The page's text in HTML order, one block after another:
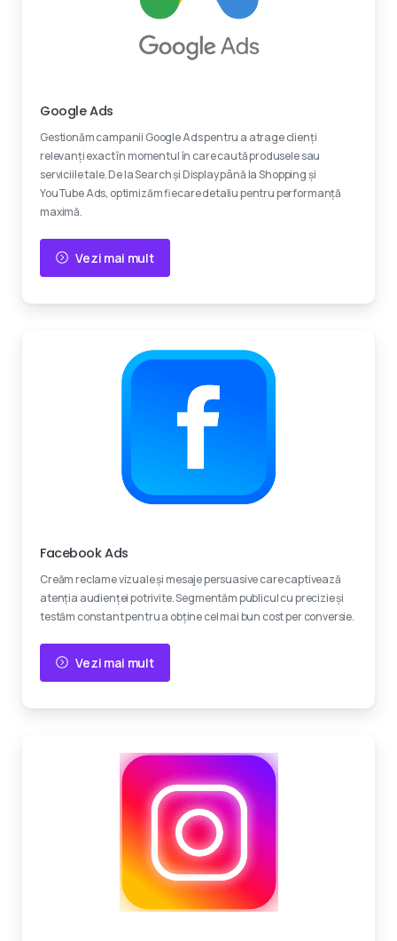
Google Ads
Gestionăm campanii Google Ads pentru a atrage clienți
relevanți exact în momentul în care caută produsele sau
serviciile tale. De la Search și Display până la Shopping și
YouTube Ads, optimizăm fiecare detaliu pentru performanță
maximă.
Vezi mai mult
Facebook Ads
Creăm reclame vizuale și mesaje persuasive care captivează
atenția audienței potrivite. Segmentăm publicul cu precizie și
testăm constant pentru a obține cel mai bun cost per conversie.
Vezi mai mult